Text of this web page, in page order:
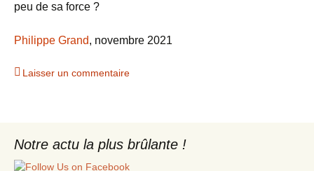
peu de sa force ?
Philippe Grand, novembre 2021
Laisser un commentaire
Notre actu la plus brûlante !